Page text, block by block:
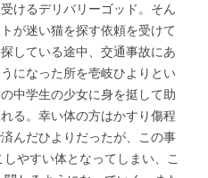
けるデリバリーゴッド。そん
が迷い猫を探す依頼を受けて
している途中、交通事故にあ
になった所を壱岐ひよりとい
中学生の少女に身を挺して助
る。幸い体の方はかすり傷程
んだひよりだったが、この事
やすい体となってしまい、こ